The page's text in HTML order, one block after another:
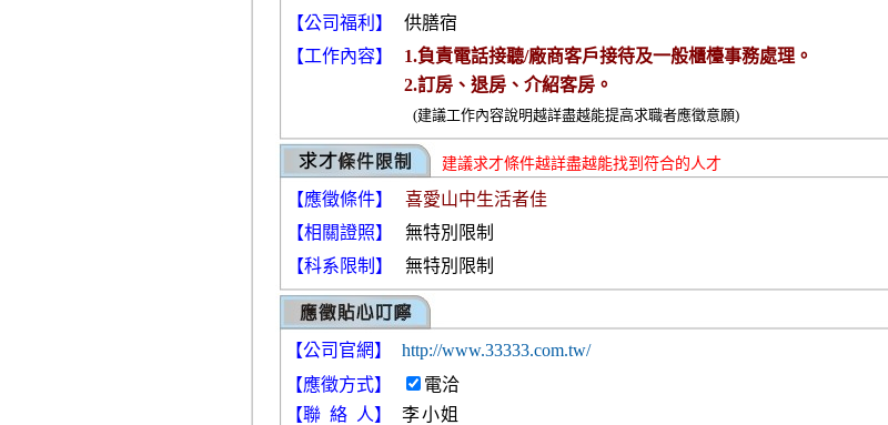
【公司福利】
供膳宿
【工作內容】
1.負責電話接聽/廠商客戶接待及一般櫃檯事務處理。
2.訂房、退房、介紹客房。
(建議工作內容說明越詳盡越能提高求職者應徵意願)
建議求才條件越詳盡越能找到符合的人才
【應徵條件】
喜愛山中生活者佳
【相關證照】
無特別限制
【科系限制】
無特別限制
【公司官網】
http://www.33333.com.tw/
【應徵方式】
電洽
【聯 絡 人】
李小姐